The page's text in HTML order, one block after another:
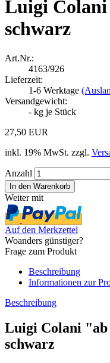
Luigi Colani
schwarz
Art.Nr.:
4163/926
Lieferzeit:
1-6 Werktage
Versandgewicht:
- kg je Stück
27,50 EUR
inkl. 19% MwSt. zzgl.
Anzahl
Weiter mit
Auf den Merkzettel
Woanders günstiger?
Frage zum Produkt
Beschreibung
Informationen zur
Beschreibung
Luigi Colani "ab
schwarz